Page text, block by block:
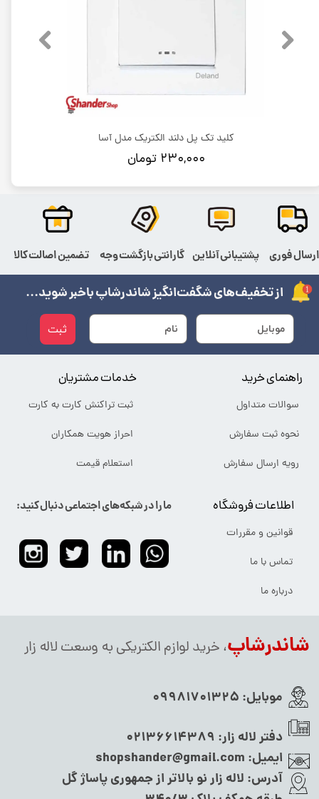
کلید تک پل دلند الکتریک مدل آسا
۲۳۰,۰۰۰ تومان
شاندرشاپ، خرید لوازم الکتریکی به وسعت لاله زار
موبایل: 09981701325
دفتر لاله زار: 02136614389
ایمیل: shopshander@gmail.com
آدرس: لاله زار نو بالاتر از جمهوری پاساژ گل
ما را در شبکه‌های اجتماعی دنبال کنید:
ثبت
از تخفیف‌های شگفت‌انگیز شاندرشاپ باخبر شوید...
اطلاعات فروشگاه
قوانین و مقررات
تماس با ما
درباره ما
خدمات مشتریان
ثبت تراکنش کارت به کارت
احراز هویت همکاران
استعلام قیمت
راهنمای خرید
سوالات متداول
نحوه ثبت سفارش
رویه ارسال سفارش
ارسال فوری پشتیبانی آنلاین گارانتی بازگشت وجه تضمین اصالت کالا